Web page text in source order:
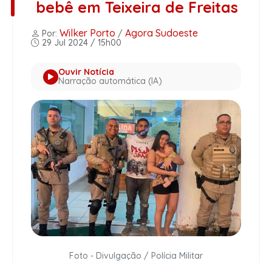
bebê em Teixeira de Freitas
Por: Wilker Porto / Agora Sudoeste
29 Jul 2024 / 15h00
Ouvir Notícia
Narração automática (IA)
Foto - Divulgação / Polícia Militar